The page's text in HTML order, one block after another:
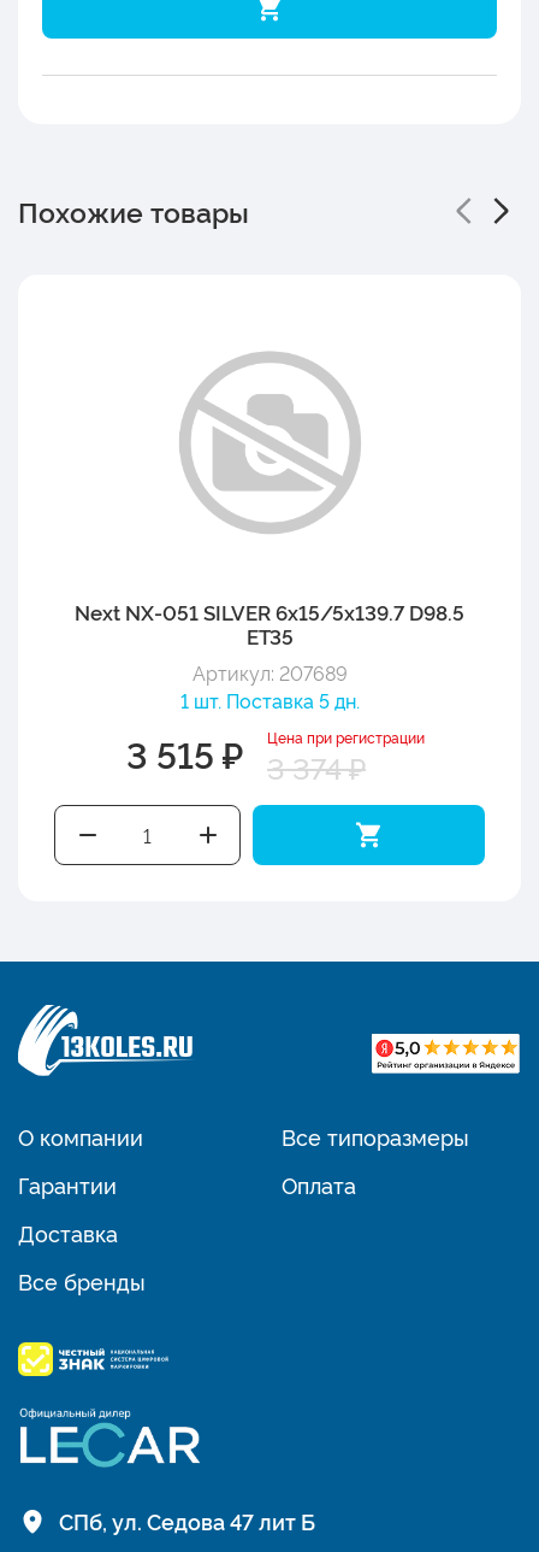
Похожие товары
Next NX-051 SILVER 6x15/5x139.7 D98.5
ET35
Артикул: 207689
1 шт. Поставка 5 дн.
3 515 ₽ Цена при регистрации
3 374 ₽
О компании
Гарантии
Доставка
Все бренды
Все типоразмеры
Оплата
СПб, ул. Седова 47 лит Б